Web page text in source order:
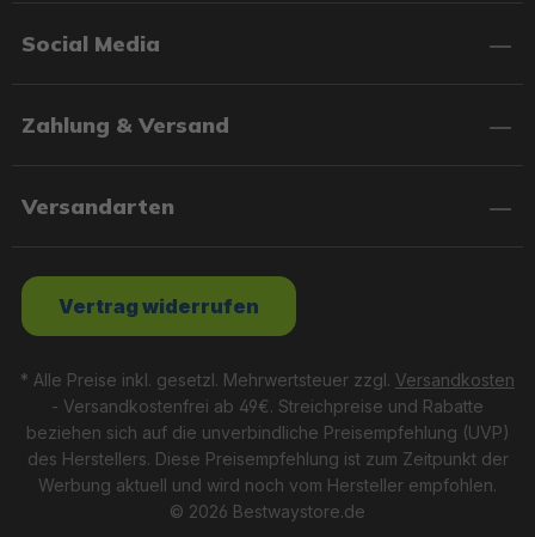
Social Media
Zahlung & Versand
Versandarten
Vertrag widerrufen
* Alle Preise inkl. gesetzl. Mehrwertsteuer zzgl. Versandkosten
- Versandkostenfrei ab 49€. Streichpreise und Rabatte
beziehen sich auf die unverbindliche Preisempfehlung (UVP)
des Herstellers. Diese Preisempfehlung ist zum Zeitpunkt der
Werbung aktuell und wird noch vom Hersteller empfohlen.
© 2026 Bestwaystore.de